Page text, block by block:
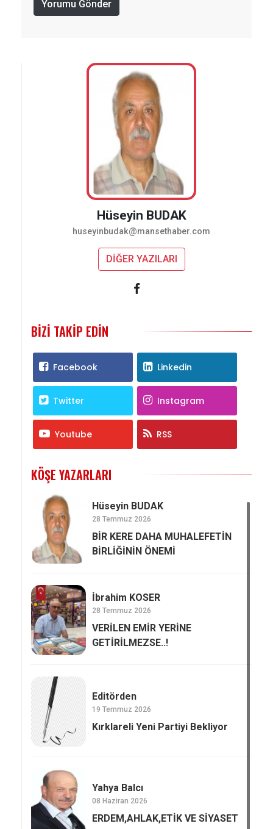
Yorumu Gönder
Hüseyin BUDAK
huseyinbudak@mansethaber.com
DİĞER YAZILARI
BIZI TAKIP EDIN
Facebook Linkedin
Twitter Instagram
Youtube RSS
KÖŞE YAZARLARI
Hüseyin BUDAK
28 Temmuz 2026
BİR KERE DAHA MUHALEFETİN
BİRLİĞİNİN ÖNEMİ
İbrahim KOSER
28 Temmuz 2026
VERİLEN EMİR YERİNE
GETİRİLMEZSE..!
Editörden
19 Temmuz 2026
Kırklareli Yeni Partiyi Bekliyor
Yahya Balcı
08 Haziran 2026
ERDEM,AHLAK,ETİK VE SİYASET